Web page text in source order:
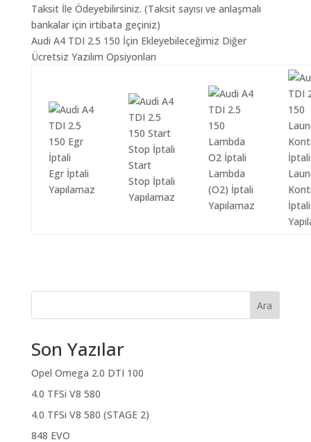
Taksit İle Ödeyebilirsiniz. (Taksit sayısı ve anlaşmalı
bankalar için irtibata geçiniz)
Audi A4 TDI 2.5 150 İçin Ekleyebileceğimiz Diğer
Ücretsiz Yazılım Opsiyonları
Egr İptali
Yapılamaz
Start
Stop İptali
Yapılamaz
Lambda
(O2) İptali
Yapılamaz
İptali
Ara
Son Yazılar
Opel Omega 2.0 DTI 100
4.0 TFSi V8 580
4.0 TFSi V8 580 (STAGE 2)
848 EVO